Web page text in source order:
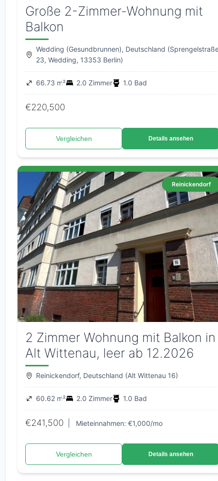
Große 2-Zimmer-Wohnung mit
Balkon
Wedding (Gesundbrunnen), Deutschland
23, Wedding, 13353 Berlin)
66.73 m² 2.0 Zimmer 1.0 Bad
€220,500
Vergleichen Details ansehen
Reinickendorf
2 Zimmer Wohnung mit Balkon in
Alt Wittenau, leer ab 12.2026
Reinickendorf, Deutschland (Alt Wittenau 16)
60.62 m² 2.0 Zimmer 1.0 Bad
€241,500 Mieteinnahmen: €1,000/mo
Vergleichen Details ansehen